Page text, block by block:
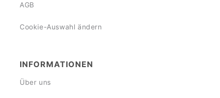
AGB
Cookie-Auswahl ändern
INFORMATIONEN
Über uns